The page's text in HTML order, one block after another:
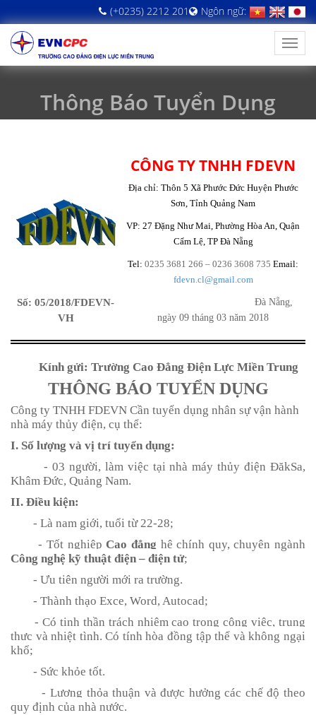
Ngôn ngữ:
(+0235) 2212 201
Thông Báo Tuyển Dụng
CÔNG TY TNHH FDEVN
Địa chỉ: Thôn 5 Xã Phước Đức Huyện Phước
Sơn, Tỉnh Quảng Nam
VP: 27 Đặng Như Mai, Phường Hòa An, Quận
Cẩm Lệ, TP Đà Nẵng
Tel: 0235 3681 266 – 0236 3608 735 Email:
fdevn.cl@gmail.com
Số: 05/2018/FDEVN-
VH
Đà Nẵng,
ngày 09 tháng 03 năm 2018
Kính gửi: Trường Cao Đẳng Điện Lực Miền Trung
THÔNG BÁO TUYỂN DỤNG
Công ty TNHH FDEVN Cần tuyển dụng nhân sự vận hành
nhà máy thủy điện, cụ thể:
I. Số lượng và vị trí tuyển dụng:
- 03 người, làm việc tại nhà máy thủy điện ĐăkSa,
Khâm Đức, Quảng Nam.
II. Điều kiện:
- Là nam giới, tuổi từ 22-28;
- Tốt nghiệpCao đẳng hệ chính quy, chuyên ngành
Công nghệ kỹ thuật điện – điện tử;
- Ưu tiên người mới ra trường.
- Thành thạo Exce, Word, Autocad;
- Có tinh thần trách nhiệm cao trong công việc, trung
thực và nhiệt tình. Có tính hòa đồng tập thể và không ngại
khổ;
- Sức khỏe tốt.
- Lương thỏa thuận và được hưởng các chế độ theo
quy định của nhà nước.